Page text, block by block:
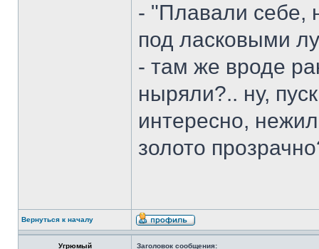
- "Плавали себе,
под ласковыми
- там же вроде
ныряли?.. ну,
интересно,
золото
Вернуться к началу
Угрюмый Заголовок сообщения: